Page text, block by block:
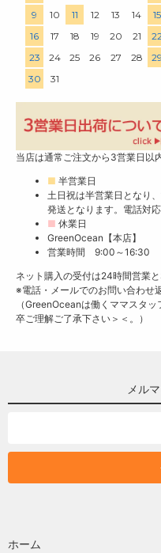
9
10 11 12 13 14
15
16
17 18 19 20 21
22
23
24 25 26 27 28
29
30
31
当店は通常ご注文から3営業日以
■ 半営業日
土日祝は半営業日となり
発送となります。電話対
■ 休業日
GreenOcean【本店】
営業時間 9:00～16:30
ネット購入の受付は24時間営業と
※電話・メールでのお問い合わせ
（GreenOceanは働くママスタ
卒ご理解ご了承下さい＞＜。）
メル
ホーム